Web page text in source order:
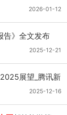
2026-01-12
告》全文发布
2025-12-21
展望_腾讯新
2025-12-16